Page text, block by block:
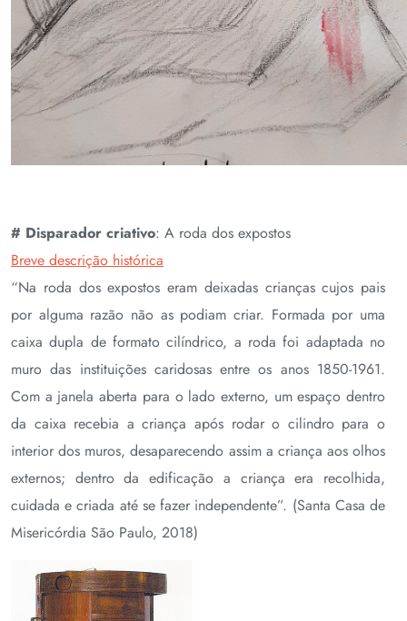
# Disparador criativo: A roda dos expostos
Breve descrição histórica
“Na roda dos expostos eram deixadas crianças cujos pais
por alguma razão não as podiam criar. Formada por uma
caixa dupla de formato cilíndrico, a roda foi adaptada no
muro das instituições caridosas entre os anos 1850-1961.
Com a janela aberta para o lado externo, um espaço dentro
da caixa recebia a criança após rodar o cilindro para o
interior dos muros, desaparecendo assim a criança aos olhos
externos; dentro da edificação a criança era recolhida,
cuidada e criada até se fazer independente”. (Santa Casa de
Misericórdia São Paulo, 2018)